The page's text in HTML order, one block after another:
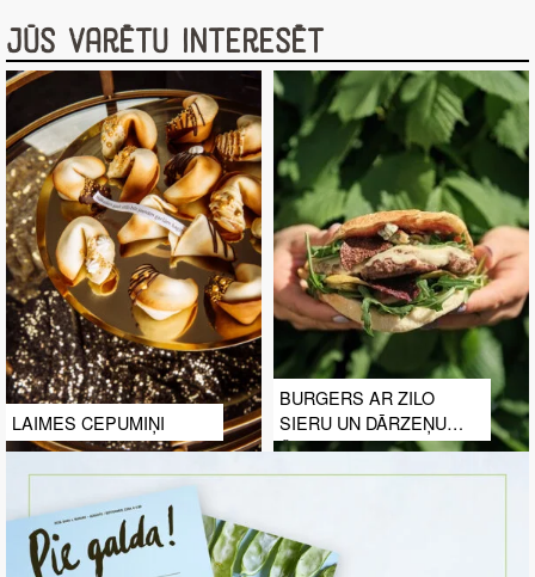
Jūs varētu interesēt
LAIMES CEPUMIŅI
BURGERS AR ZILO
SIERU UN DĀRZEŅU
ČIPSIEM